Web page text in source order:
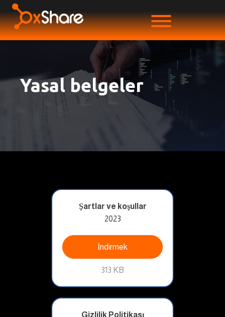
Yasal belgeler
Şartlar ve koşullar
2023
İndirmek
313 KB
Gizlilik Politikası